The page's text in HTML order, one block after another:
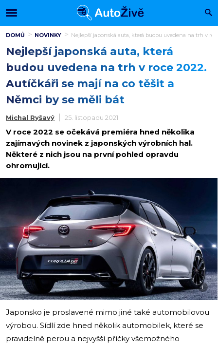
DOMŮ NOVINKY Nejlepší japonská auta, která budou uvedena na trh v
Nejlepší japonská auta, která
budou uvedena na trh v roce 2022.
Autíčkáři se mají na co těšit a
Němci by se měli bát
Michal Ryšavý 25. listopadu 2021
V roce 2022 se očekává premiéra hned několika
zajímavých novinek z japonských výrobních hal.
Některé z nich jsou na první pohled opravdu
ohromující.
i
Japonsko je proslavené mimo jiné také automobilovou
výrobou. Sídlí zde hned několik automobilek, které se
pravidelně perou a nejvyšší příčky všemožného